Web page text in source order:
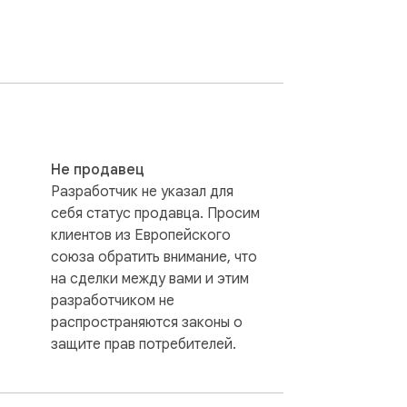
собой независимый эмулятор и не
Не продавец
Разработчик не указал для
себя статус продавца. Просим
клиентов из Европейского
союза обратить внимание, что
на сделки между вами и этим
разработчиком не
распространяются законы о
защите прав потребителей.